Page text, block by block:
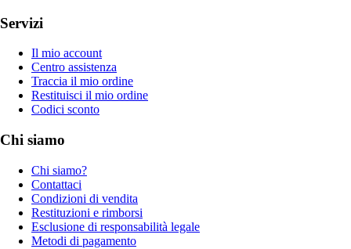
Servizi
Il mio account
Centro assistenza
Traccia il mio ordine
Restituisci il mio ordine
Codici sconto
Chi siamo
Chi siamo?
Contattaci
Condizioni di vendita
Restituzioni e rimborsi
Esclusione di responsabilità legale
Metodi di pagamento